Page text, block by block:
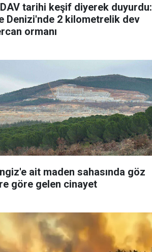
tarihi keşif diyerek duyurdu:
Denizi'nde 2 kilometrelik dev
ormanı
ait maden sahasında göz
göre gelen cinayet